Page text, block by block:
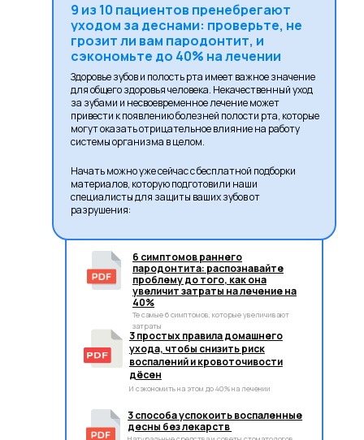
9 из 10 пациентов пренебрегают
уходом за деснами: проверьте, не
грозит ли вам пародонтит, и
сэкономьте до 40% на лечении
Здоровье зубов и полость рта имеет важное значение
для общего здоровья человека. Некачественный уход
за зубами и несвоевременное лечение может
привести к появлению болезней полости рта, которые
могут оказать отрицательное влияние на работу
системы организма в целом.
Начать можно уже сейчас с бесплатной подборки
материалов, которую подготовили наши
специалисты для защиты ваших зубов от
разрушения:
6 симптомов раннего
пародонтита: распознавайте
проблему до того, как она
увеличит затраты на лечение на
40%
Те самые 6 симптомов, которые увеличивают
затраты
3 простых правила домашнего
ухода, чтобы снизить риск
воспалений и кровоточивости
дёсен
И сэкономить на этом до 40% на лечении
3 способа успокоить воспаленные
десны без лекарств